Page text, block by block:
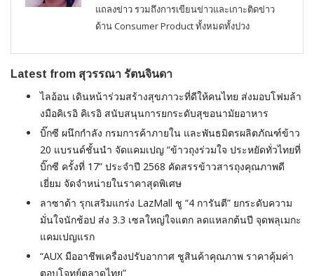
แถลงข่าว รวมถึงการเขียนข่าวและเกาะติดข่าว
ด้าน Consumer Product ทั้งหมดทั้งปวง
Latest from สุวรรณา รัตนจินดา
ไลอ้อน เดินหน้าร่วมสร้างสุขภาวะที่ดีให้คนไทย ส่งมอบโฟมล้า
งมือคิเรอิ คิเรอิ สนับสนุนการยกระดับสุขอนามัยอาหาร
บิ๊กซี ผนึกกำลัง กรมการค้าภายใน และพันธมิตรผลิตภัณฑ์ข้าว
20 แบรนด์ชั้นนำ จัดแคมเปญ “ข้าวถุงร่วมใจ ประหยัดทั่วไทยที่
บิ๊กซี ครั้งที่ 17” ประจำปี 2568 คัดสรรข้าวสารถุงคุณภาพดี
เยี่ยม จัดจำหน่ายในราคาสุดพิเศษ
ลาซาด้า รุกเสริมแกร่ง LazMall ชู “4 การันตี” ยกระดับความ
มั่นใจนักช้อป ส่ง 3.3 เซลใหญ่ใจแตก ลดแหลกต้นปี จุดพลุเมกะ
แคมเปญแรก
“AUX มืออาชีพเครื่องปรับอากาศ ชูสินค้าคุณภาพ ราคาคุ้มค่า
ตอบโจทย์ตลาดไทย”